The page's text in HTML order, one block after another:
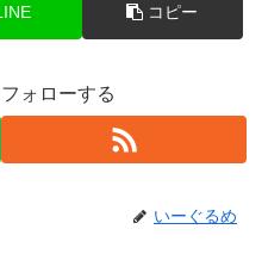
コピー
ォローする
いーぐるめ